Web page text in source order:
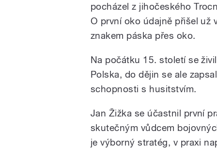
pocházel z jihočeského
O první oko údajně přišel už
znakem páska přes oko.
Na počátku 15. století se
Polska, do dějin se ale
schopnosti s husitstvím.
Jan Žižka se účastnil první
skutečným vůdcem
je výborný stratég, v praxi